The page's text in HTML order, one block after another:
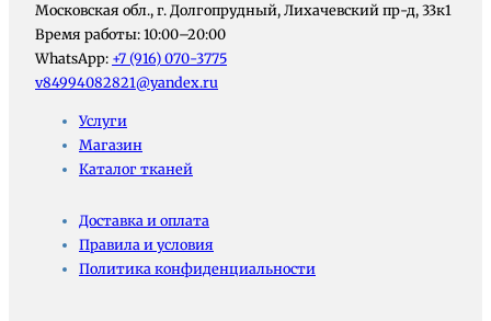
Московская обл., г. Долгопрудный, Лихачевский пр-д, 33к1
Время работы: 10:00–20:00
WhatsApp: +7 (916) 070-3775
v84994082821@yandex.ru
Услуги
Магазин
Каталог тканей
Доставка и оплата
Правила и условия
Политика конфиденциальности